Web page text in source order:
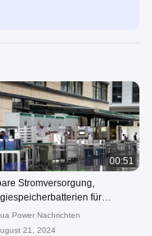
00:51
Stromversorgung,
für
kommerzielle
Power Nachrichten
21, 2024